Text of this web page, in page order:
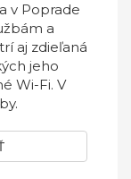
v Poprade
a
aj zdieľaná
jeho
Wi-Fi. V